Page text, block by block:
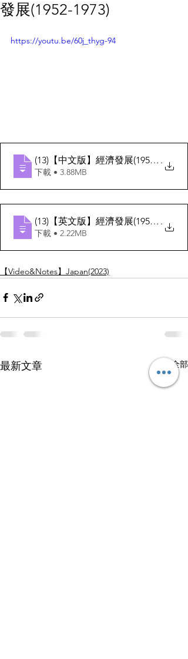
發展(1952-1973)
https://youtu.be/60j_thyg-94
(13)【中文版】經濟發展(1952-1973)
.
下載 • 3.88MB
(13)【英文版】經濟發展(1952-1973)
.
下載 • 2.22MB
【Video&Notes】Japan(2023)
最新文章 查看全部